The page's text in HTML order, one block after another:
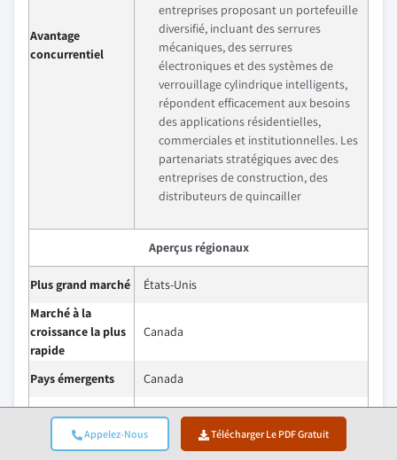
Appelez-Nous Télécharger Le PDF Gratuit
Avantage
concurrentiel
entreprises proposant un portefeuille
diversifié, incluant des serrures
mécaniques, des serrures
électroniques et des systèmes de
verrouillage cylindrique intelligents,
répondent efficacement aux besoins
des applications résidentielles,
commerciales et institutionnelles. Les
partenariats stratégiques avec des
entreprises de construction, des
distributeurs de quincailler
Aperçus régionaux
Plus grand marché
États-Unis
Marché à la
croissance la plus
rapide
Canada
Pays émergents Canada
Le marché nord-américain des
serrures cylindriques pour portes
devrait croître de manière stable en